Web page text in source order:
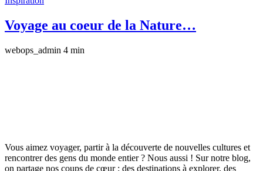
Voyage au coeur de la Nature…
webops_admin 4 min
Vous aimez voyager, partir à la découverte de nouvelles cultures et
rencontrer des gens du monde entier ? Nous aussi ! Sur notre blog,
on partage nos coups de cœur : des destinations à explorer, des